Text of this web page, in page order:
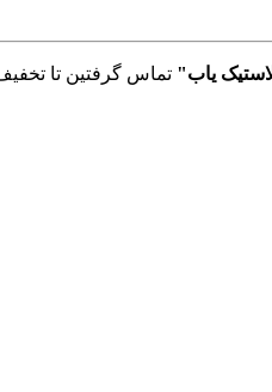
یاب" تماس گرفتین تا